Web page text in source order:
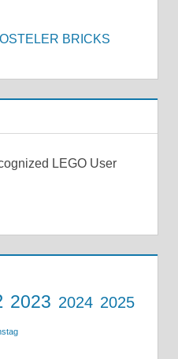
BRICKS
LEGO User
2023 2024 2025